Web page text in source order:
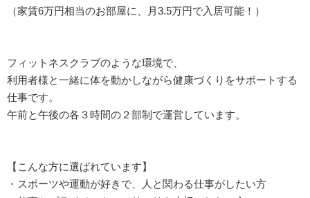
（家賃6万円相当のお部屋に、月3.5万円で入居可能！）
フィットネスクラブのような環境で、
利用者様と一緒に体を動かしながら健康づくりをサポートする
仕事です。
午前と午後の各３時間の２部制で運営しています。
【こんな方に選ばれています】
・スポーツや運動が好きで、人と関わる仕事がしたい方